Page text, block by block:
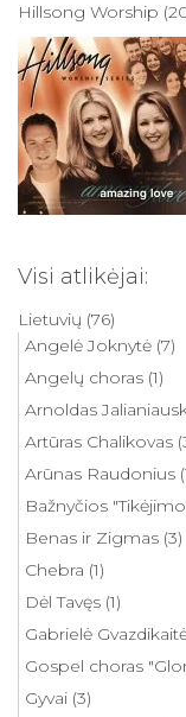
Hillsong Worship
Visi atlikėjai:
Lietuvių (76)
Angelė Joknytė (7)
Angelų choras (1)
Arnoldas
Artūras Chalikovas
Arūnas Raudonius
Bažnyčios
Benas ir Zigmas (3)
Chebra (1)
Dėl Tavęs (1)
Gabrielė
Gospel choras
Gyvai (3)